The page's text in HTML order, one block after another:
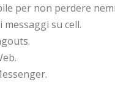
per non perdere
su cell.